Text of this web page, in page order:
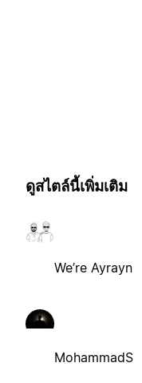
ดูสไตล์นี้เพิ่มเติม
We’re Ayrayn
MohammadS